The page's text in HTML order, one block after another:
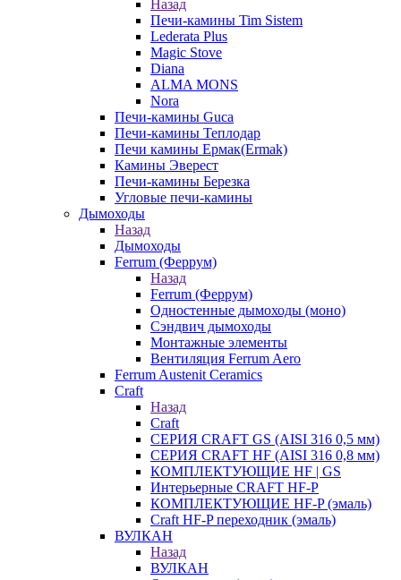
Назад
Печи-камины Tim Sistem
Lederata Plus
Magic Stove
Diana
ALMA MONS
Nora
Печи-камины Guca
Печи-камины Теплодар
Печи камины Ермак(Ermak)
Камины Эверест
Печи-камины Березка
Угловые печи-камины
Дымоходы
Назад
Дымоходы
Ferrum (Феррум)
Назад
Ferrum (Феррум)
Одностенные дымоходы (моно)
Сэндвич дымоходы
Монтажные элементы
Вентиляция Ferrum Aero
Ferrum Austenit Ceramics
Craft
Назад
Craft
СЕРИЯ CRAFT GS (AISI 316 0,5 мм)
СЕРИЯ CRAFT HF (AISI 316 0,8 мм)
КОМПЛЕКТУЮЩИЕ HF | GS
Интерьерные CRAFT HF-P
КОМПЛЕКТУЮЩИЕ HF-P (эмаль)
Craft HF-P переходник (эмаль)
ВУЛКАН
Назад
ВУЛКАН